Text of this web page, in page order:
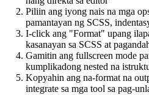
Piliin ang iyong nais na mga
pamantayan ng SCSS,
I-click ang "Format" upang
kasanayan sa SCSS at
Gamitin ang fullscreen mode
kumplikadong nested na
Kopyahin ang na-format na
integrate sa mga tool sa pag-